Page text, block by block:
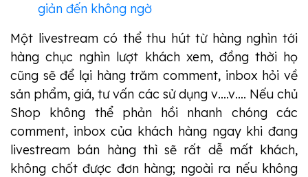
giản đến không ngờ
Một livestream có thể thu hút từ hàng nghìn tới
hàng chục nghìn lượt khách xem, đồng thời họ
cũng sẽ để lại hàng trăm comment, inbox hỏi về
sản phẩm, giá, tư vấn các sử dụng v….v…. Nếu chủ
Shop không thể phản hồi nhanh chóng các
comment, inbox của khách hàng ngay khi đang
livestream bán hàng thì sẽ rất dễ mất khách,
không chốt được đơn hàng; ngoài ra nếu không